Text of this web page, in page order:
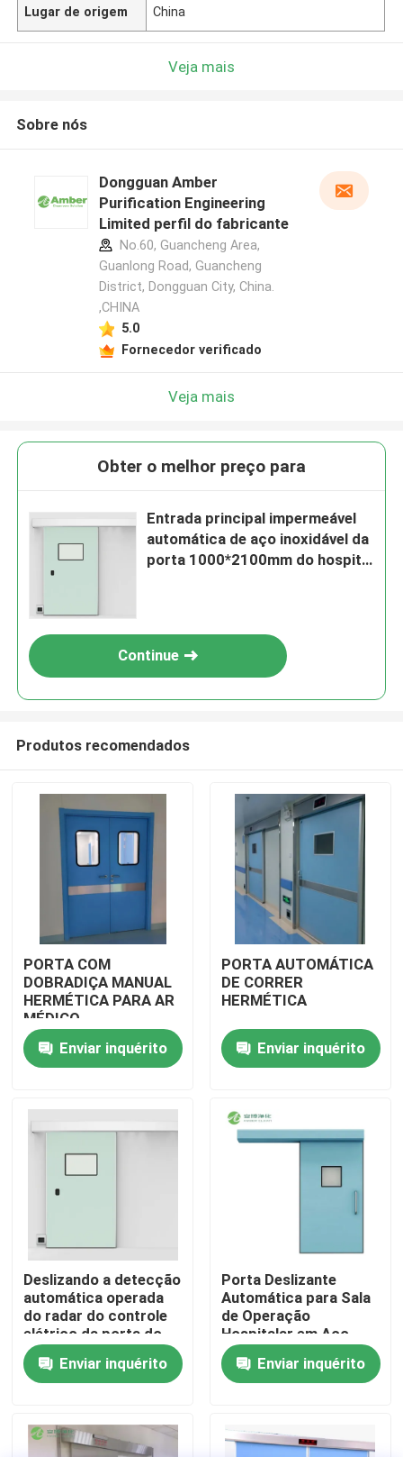
Casa
Produtos
Sobre nós
Excursão da fábrica
Notícia
Casos
Quarto desinfetado modular
Lugar de origem China
Veja mais
Sobre nós
Dongguan Amber
Purification Engineering
Limited perfil do fabricante
No.60, Guancheng Area,
Guanlong Road, Guancheng
District, Dongguan City, China.
,CHINA
5.0
Fornecedor verificado
Veja mais
Obter o melhor preço para
Entrada principal impermeável
automática de aço inoxidável da
porta 1000*2100mm do hospital
Continue
Produtos recomendados
PORTA COM
DOBRADIÇA MANUAL
HERMÉTICA PARA AR
MÉDICO
Enviar inquérito
PORTA AUTOMÁTICA
DE CORRER
HERMÉTICA
Enviar inquérito
Deslizando a detecção
automática operada
do radar do controle
elétrico da porta do
hospital
Enviar inquérito
Porta Deslizante
Automática para Sala
de Operação
Hospitalar em Aço
Inoxidável AMBER
Enviar inquérito